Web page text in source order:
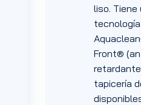
liso.
Front®
retardante
tapicería